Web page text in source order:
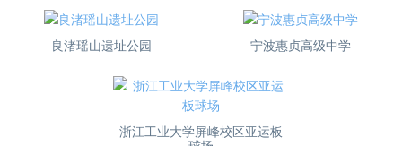
良渚瑶山遗址公园 宁波惠贞高级中学
浙江工业大学屏峰校区亚运板